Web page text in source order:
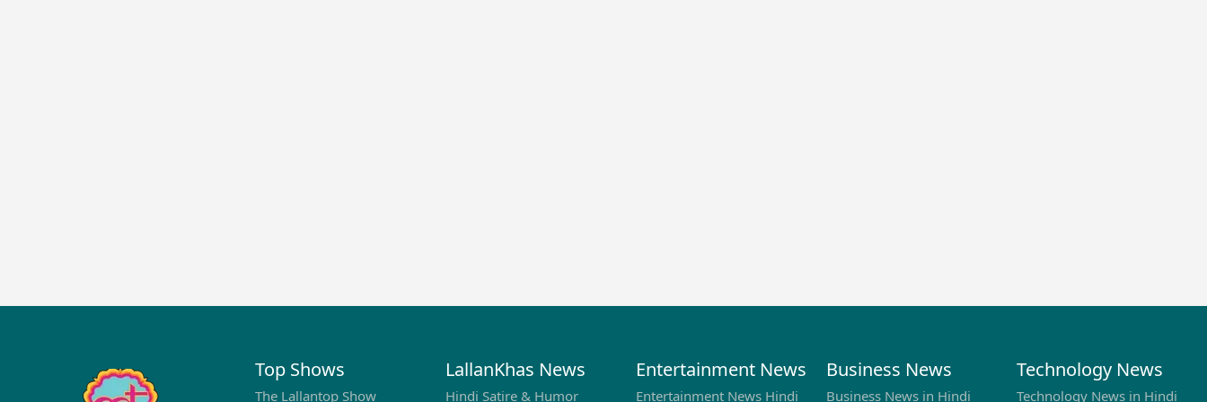
Top Shows
The Lallantop Show
LallanKhas News
Hindi Satire & Humor
Entertainment News
Entertainment News Hindi
Business News
Business News in Hindi
Technology News
Technology News in Hindi